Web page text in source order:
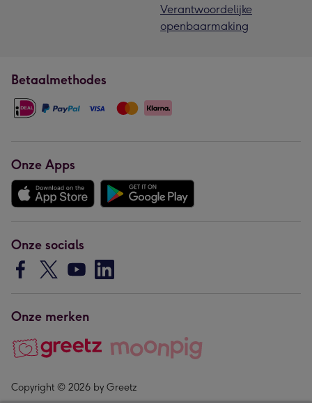
Verantwoordelijke
openbaarmaking
Betaalmethodes
Onze Apps
Onze socials
Onze merken
Copyright © 2026 by Greetz